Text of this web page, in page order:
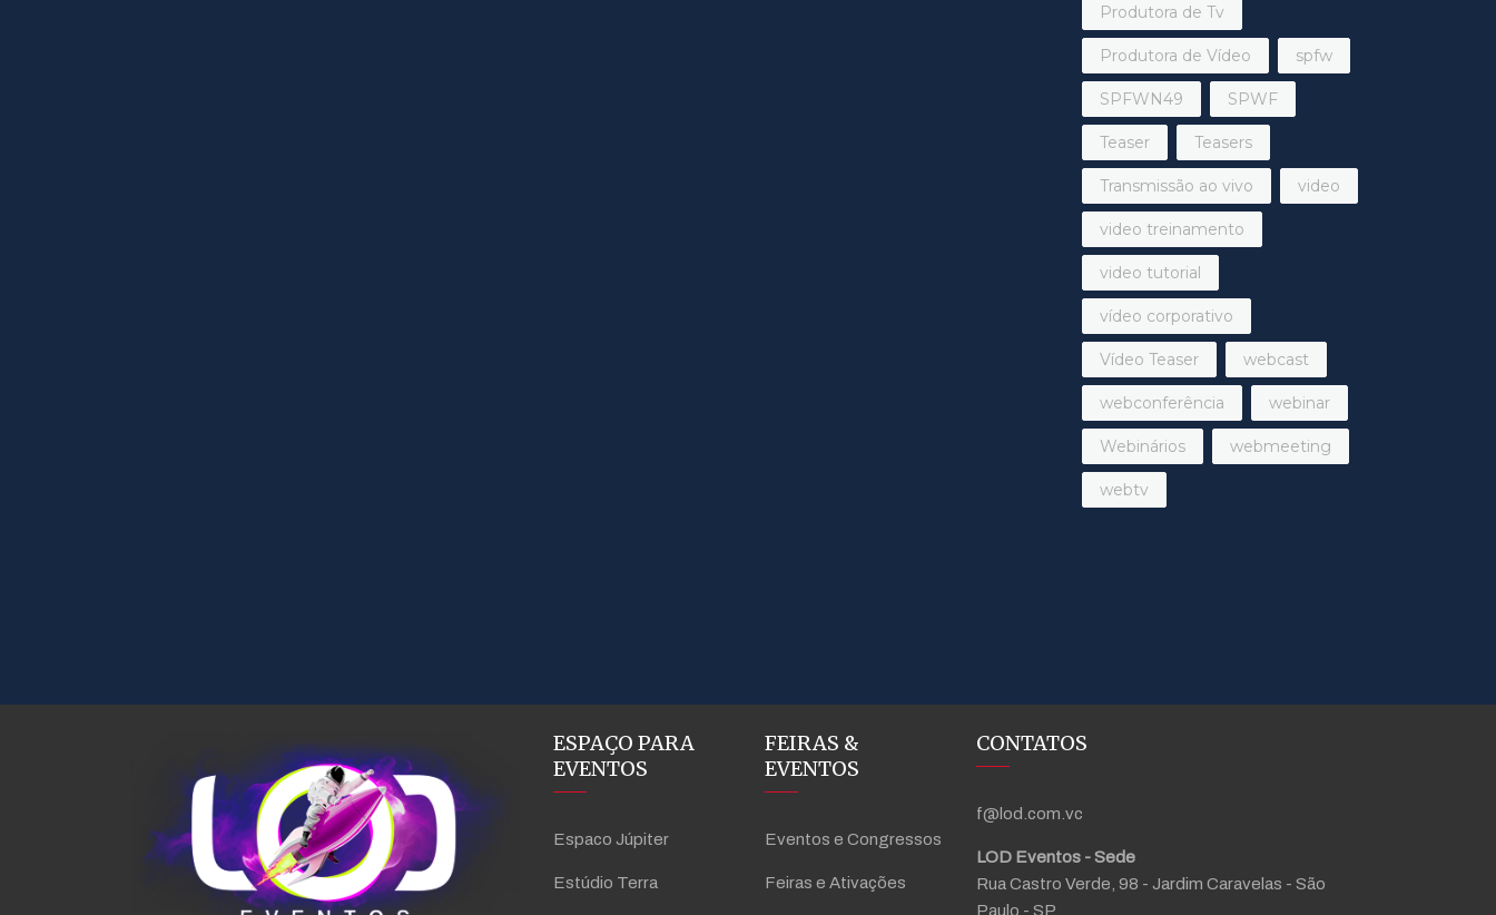
Produtora de Tv
Produtora de Vídeo spfw
SPFWN49 SPWF
Teaser Teasers
Transmissão ao vivo video
video treinamento
video tutorial
vídeo corporativo
Vídeo Teaser webcast
webconferência webinar
Webinários webmeeting
webtv
ESPAÇO PARA
EVENTOS
Espaco Júpiter
Estúdio Terra
FEIRAS &
EVENTOS
Eventos e Congressos
Feiras e Ativações
CONTATOS
f@lod.com.vc
LOD Eventos - Sede
Rua Castro Verde, 98 - Jardim Caravelas - São
Paulo - SP